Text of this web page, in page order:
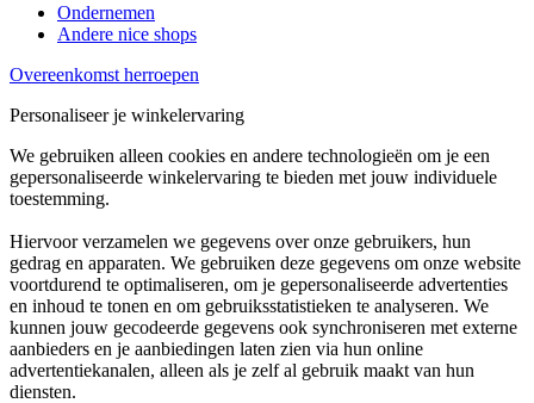
Ondernemen
Andere nice shops
Overeenkomst herroepen
Personaliseer je winkelervaring
We gebruiken alleen cookies en andere technologieën om je een
gepersonaliseerde winkelervaring te bieden met jouw individuele
toestemming.
Hiervoor verzamelen we gegevens over onze gebruikers, hun
gedrag en apparaten. We gebruiken deze gegevens om onze website
voortdurend te optimaliseren, om je gepersonaliseerde advertenties
en inhoud te tonen en om gebruiksstatistieken te analyseren. We
kunnen jouw gecodeerde gegevens ook synchroniseren met externe
aanbieders en je aanbiedingen laten zien via hun online
advertentiekanalen, alleen als je zelf al gebruik maakt van hun
diensten.